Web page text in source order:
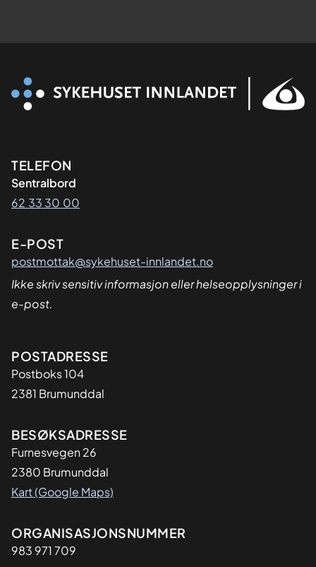
Kontaktinformasjon
TELEFON
Sentralbord
62 33 30 00
E-POST
postmottak@sykehuset-innlandet.no
Ikke skriv sensitiv informasjon eller helseopplysninger i
e-post.
Adresse
POSTADRESSE
Postboks 104
2381 Brumunddal
BESØKSADRESSE
Furnesvegen 26
2380 Brumunddal
Kart (Google Maps)
Organisasjon
ORGANISASJONSNUMMER
983 971 709